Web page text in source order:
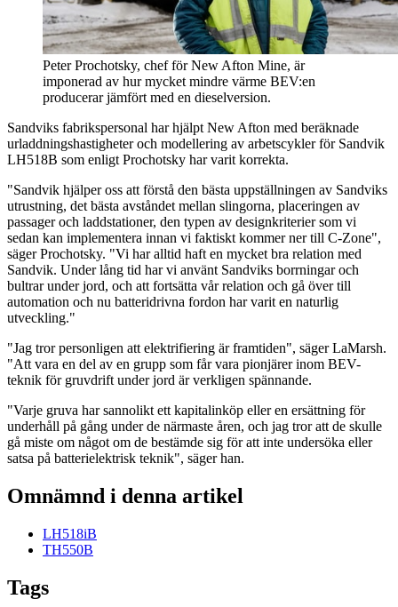
Peter Prochotsky, chef för New Afton Mine, är
imponerad av hur mycket mindre värme BEV:en
producerar jämfört med en dieselversion.
Sandviks fabrikspersonal har hjälpt New Afton med beräknade
urladdningshastigheter och modellering av arbetscykler för Sandvik
LH518B som enligt Prochotsky har varit korrekta.
"Sandvik hjälper oss att förstå den bästa uppställningen av Sandviks
utrustning, det bästa avståndet mellan slingorna, placeringen av
passager och laddstationer, den typen av designkriterier som vi
sedan kan implementera innan vi faktiskt kommer ner till C-Zone",
säger Prochotsky. "Vi har alltid haft en mycket bra relation med
Sandvik. Under lång tid har vi använt Sandviks borrningar och
bultrar under jord, och att fortsätta vår relation och gå över till
automation och nu batteridrivna fordon har varit en naturlig
utveckling."
"Jag tror personligen att elektrifiering är framtiden", säger LaMarsh.
"Att vara en del av en grupp som får vara pionjärer inom BEV-
teknik för gruvdrift under jord är verkligen spännande.
"Varje gruva har sannolikt ett kapitalinköp eller en ersättning för
underhåll på gång under de närmaste åren, och jag tror att de skulle
gå miste om något om de bestämde sig för att inte undersöka eller
satsa på batterielektrisk teknik", säger han.
Omnämnd i denna artikel
LH518iB
TH550B
Tags